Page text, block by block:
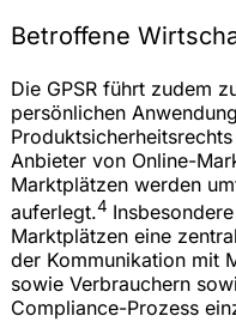
Betroffene
Die GPSR führt zudem
persönlichen
Anbieter von Online-
Marktplätzen werden
auferlegt.4
Marktplätzen eine
der Kommunikation mit
sowie Verbrauchern
Compliance-Prozess